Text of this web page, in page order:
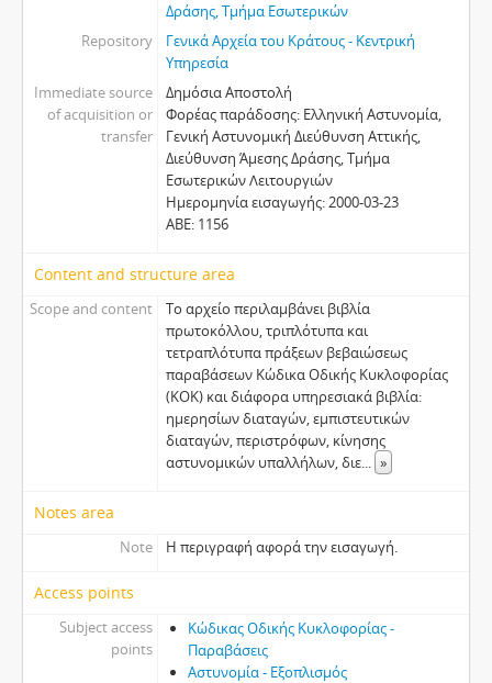
Δράσης, Τμήμα Εσωτερικών
Repository
Γενικά Αρχεία του Κράτους - Κεντρική
Υπηρεσία
Immediate source
of acquisition or
transfer
Δημόσια Αποστολή
Φορέας παράδοσης: Ελληνική Αστυνομία,
Γενική Αστυνομική Διεύθυνση Αττικής,
Διεύθυνση Άμεσης Δράσης, Τμήμα
Εσωτερικών Λειτουργιών
Ημερομηνία εισαγωγής: 2000-03-23
ΑΒΕ: 1156
Content and structure area
Scope and content
Το αρχείο περιλαμβάνει βιβλία
πρωτοκόλλου, τριπλότυπα και
τετραπλότυπα πράξεων βεβαιώσεως
παραβάσεων Κώδικα Οδικής Κυκλοφορίας
(ΚΟΚ) και διάφορα υπηρεσιακά βιβλία:
ημερησίων διαταγών, εμπιστευτικών
διαταγών, περιστρόφων, κίνησης
αστυνομικών υπαλλήλων, διε... »
Notes area
Note Η περιγραφή αφορά την εισαγωγή.
Access points
Subject access
points
Κώδικας Οδικής Κυκλοφορίας -
Παραβάσεις
Αστυνομία - Εξοπλισμός